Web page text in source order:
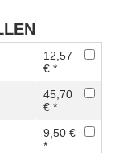
12,57
€ *
45,70
€ *
9,50 €
*